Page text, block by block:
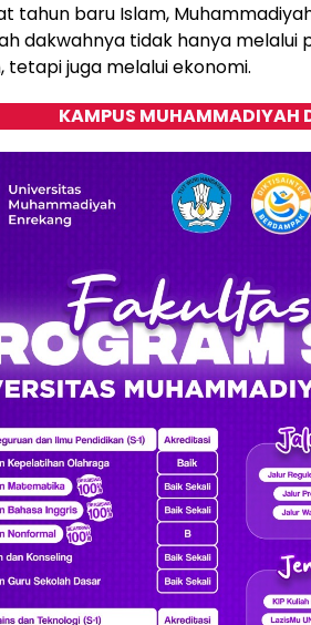
tahun baru Islam,
dakwahnya tidak hanya melalui
juga melalui ekonomi.
KAMPUS MUHAMMADIYAH